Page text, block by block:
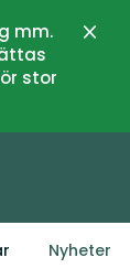
mm.
stor
Nyheter